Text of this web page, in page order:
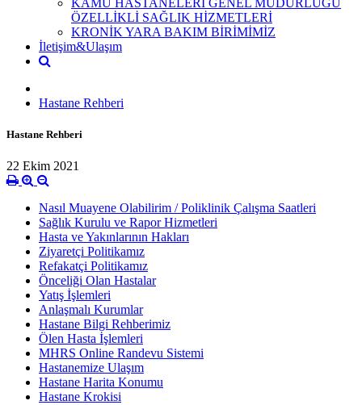
ÖZELLİKLİ SAĞLIK HİZMETLERİ
KRONİK YARA BAKIM BİRİMİMİZ
İletişim&Ulaşım
Hastane Rehberi
Hastane Rehberi
22 Ekim 2021
Nasıl Muayene Olabilirim / Poliklinik Çalışma Saatleri
Sağlık Kurulu ve Rapor Hizmetleri
Hasta ve Yakınlarının Hakları
Ziyaretçi Politikamız
Refakatçi Politikamız
Önceliği Olan Hastalar
Yatış İşlemleri
Anlaşmalı Kurumlar
Hastane Bilgi Rehberimiz
Ölen Hasta İşlemleri
MHRS Online Randevu Sistemi
Hastanemize Ulaşım
Hastane Harita Konumu
Hastane Krokisi